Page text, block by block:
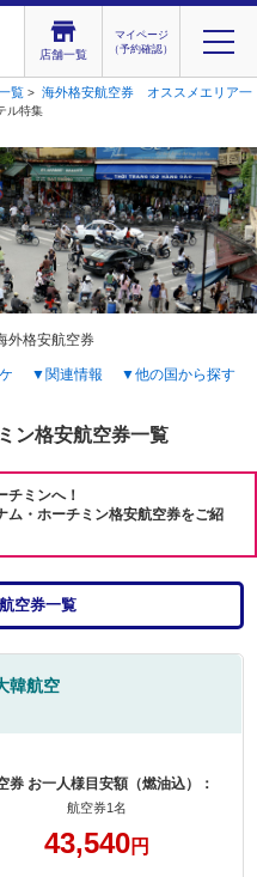
店舗一覧
マイページ
（予約確認）
覧 > 海外格安航空券 オススメエリア一
ル特集
外格安航空券
▼関連情報 ▼他の国から探す
ン格安航空券一覧
ミンへ！
ム・ホーチミン格安航空券をご紹
空券一覧
韓航空
券 お一人様目安額（燃油込）：
航空券1名
43,540円